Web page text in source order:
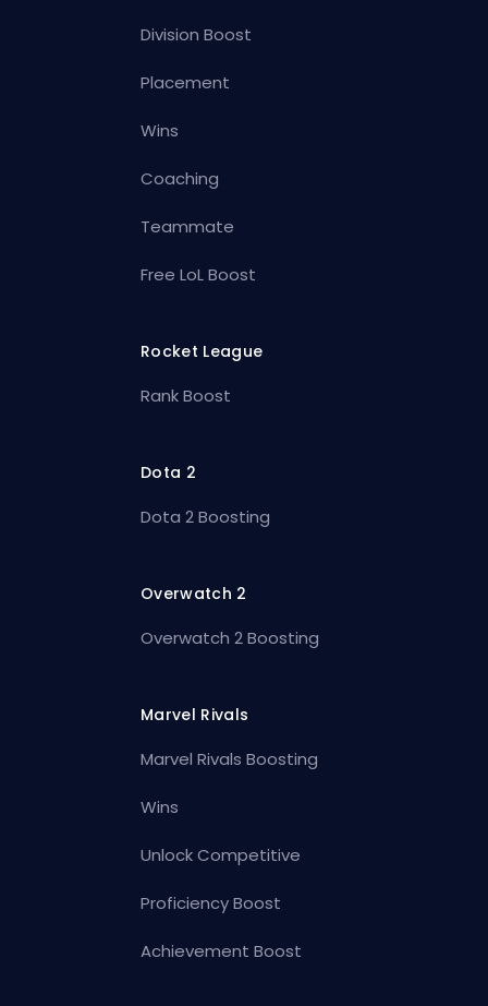
Division Boost
Placement
Wins
Coaching
Teammate
Free LoL Boost
Rocket League
Rank Boost
Dota 2
Dota 2 Boosting
Overwatch 2
Overwatch 2 Boosting
Marvel Rivals
Marvel Rivals Boosting
Wins
Unlock Competitive
Proficiency Boost
Achievement Boost